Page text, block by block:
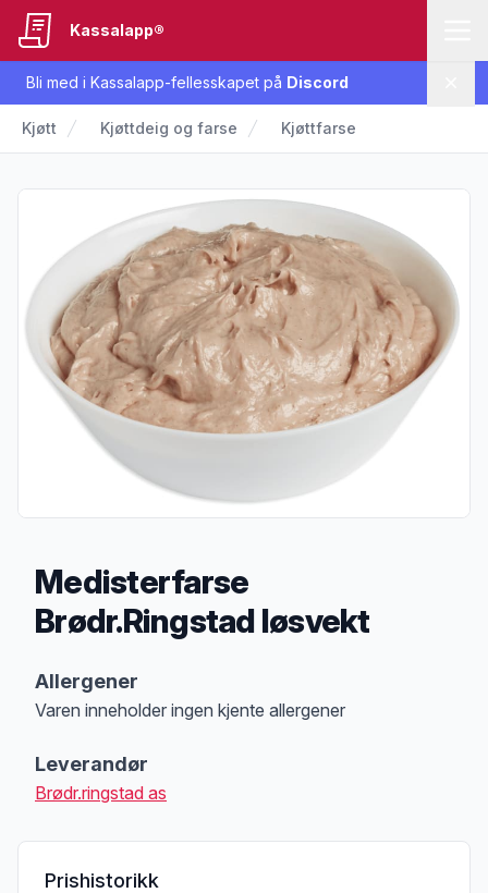
Bli med i Kassalapp-fellesskapet på Discord
Kassalapp®
Kjøtt Kjøttdeig og farse Kjøttfarse
Medisterfarse
Brødr.Ringstad løsvekt
Allergener
Varen inneholder ingen kjente allergener
Leverandør
Brødr.ringstad as
Prishistorikk